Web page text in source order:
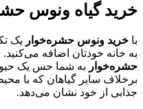
خرید گیاه ونوس
با خرید ونوس حشره‌خوار یک
به خانه خودتان اضافه
حشره‌خوار به شما حس یک
برخلاف سایر گیاهان که با
جذابی از خود نشان می‌دهد.